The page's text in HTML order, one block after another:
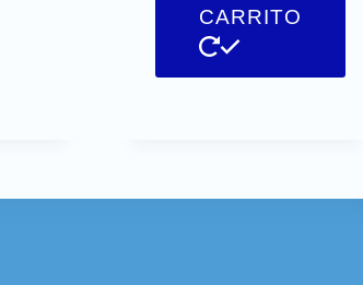
CARRITO